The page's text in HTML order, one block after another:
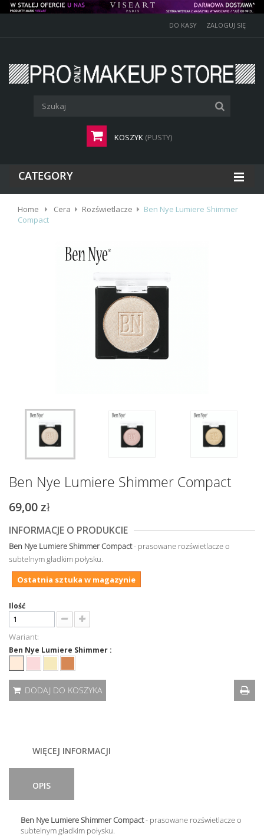
DO KASY ZALOGUJ SIĘ
KOSZYK (PUSTY)
CATEGORY
Home Cera Rozświetlacze
Ben Nye Lumiere Shimmer
Compact
Ben Nye Lumiere Shimmer Compact
69,00 zł
INFORMACJE O PRODUKCIE
Ben Nye Lumiere Shimmer Compact- prasowane rozświetlacze o
subtelnym gładkim połysku.
Ostatnia sztuka w magazynie
Ilość
Wariant:
Ben Nye Lumiere Shimmer :
DODAJ DO KOSZYKA
WIĘCEJ INFORMACJI
OPIS
Ben Nye Lumiere Shimmer Compact- prasowane rozświetlacze o
subtelnym gładkim połysku.